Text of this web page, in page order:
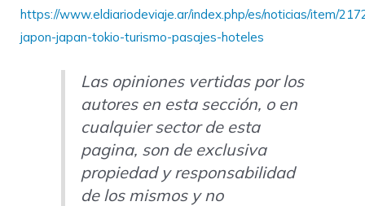
https://www.eldiariodeviaje.ar/index.php/es/noticias/item/
japon-japan-tokio-turismo-pasajes-hoteles
Las opiniones vertidas por los
autores en esta sección, o en
cualquier sector de esta
pagina, son de exclusiva
propiedad y responsabilidad
de los mismos y no